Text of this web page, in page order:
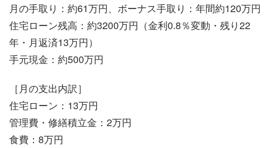
月の手取り：約61万円、ボーナス手取り：年間約120万円
住宅ローン残高：約3200万円（金利0.8％変動・残り22
年・月返済13万円）
手元現金：約500万円
［月の支出内訳］
住宅ローン：13万円
管理費・修繕積立金：2万円
食費：8万円